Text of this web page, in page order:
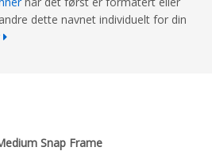
dette navnet individuelt for din
Snap Frame